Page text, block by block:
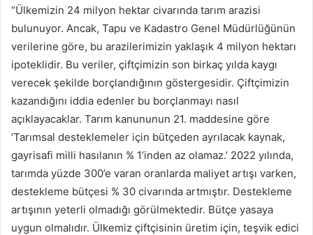
“Ülkemizin 24 milyon hektar civarında tarım arazisi
bulunuyor. Ancak, Tapu ve Kadastro Genel Müdürlüğünün
verilerine göre, bu arazilerimizin yaklaşık 4 milyon hektarı
ipoteklidir. Bu veriler, çiftçimizin son birkaç yılda kaygı
verecek şekilde borçlandığının göstergesidir. Çiftçimizin
kazandığını iddia edenler bu borçlanmayı nasıl
açıklayacaklar. Tarım kanununun 21. maddesine göre
‘Tarımsal desteklemeler için bütçeden ayrılacak kaynak,
gayrisafi milli hasılanın % 1’inden az olamaz.’ 2022 yılında,
tarımda yüzde 300’e varan oranlarda maliyet artışı varken,
destekleme bütçesi % 30 civarında artmıştır. Destekleme
artışının yeterli olmadığı görülmektedir. Bütçe yasaya
uygun olmalıdır. Ülkemiz çiftçisinin üretim için, teşvik edici